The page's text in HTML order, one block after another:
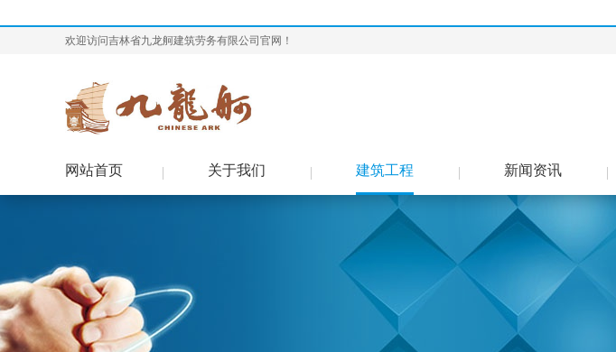
欢迎访问吉林省九龙舸建筑劳务有限公司官网！
网站首页 关于我们 建筑工程 新闻资讯